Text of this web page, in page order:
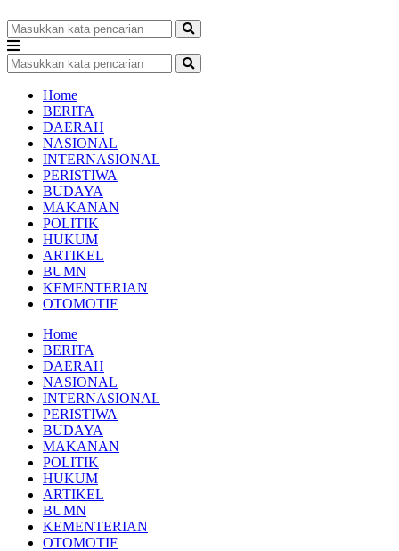
Home
BERITA
DAERAH
NASIONAL
INTERNASIONAL
PERISTIWA
BUDAYA
MAKANAN
POLITIK
HUKUM
ARTIKEL
BUMN
KEMENTERIAN
OTOMOTIF
Home
BERITA
DAERAH
NASIONAL
INTERNASIONAL
PERISTIWA
BUDAYA
MAKANAN
POLITIK
HUKUM
ARTIKEL
BUMN
KEMENTERIAN
OTOMOTIF